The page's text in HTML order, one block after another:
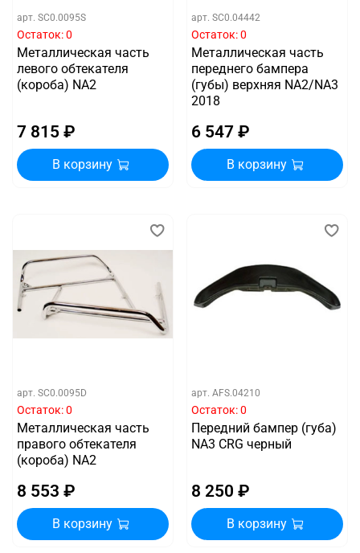
арт. SC0.0095S
Остаток: 0
Металлическая часть
левого обтекателя
(короба) NA2
7 815 ₽
В корзину
арт. SC0.04442
Остаток: 0
Металлическая часть
переднего бампера
(губы) верхняя NA2/NA3
2018
6 547 ₽
В корзину
арт. SC0.0095D
Остаток: 0
Металлическая часть
правого обтекателя
(короба) NA2
8 553 ₽
В корзину
арт. AFS.04210
Остаток: 0
Передний бампер (губа)
NA3 CRG черный
8 250 ₽
В корзину